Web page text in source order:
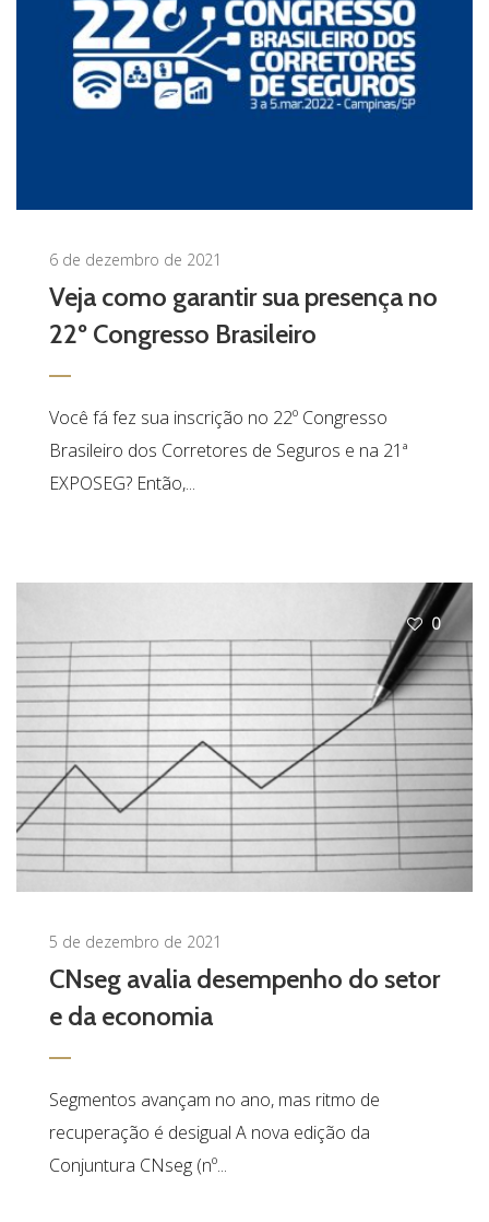
6 de dezembro de 2021
Veja como garantir sua presença no
22º Congresso Brasileiro
Você fá fez sua inscrição no 22º Congresso
Brasileiro dos Corretores de Seguros e na 21ª
EXPOSEG? Então,...
0
5 de dezembro de 2021
CNseg avalia desempenho do setor
e da economia
Segmentos avançam no ano, mas ritmo de
recuperação é desigual A nova edição da
Conjuntura CNseg (nº...